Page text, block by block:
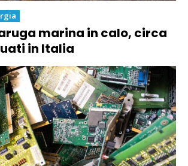
marina in calo, circa
in Italia